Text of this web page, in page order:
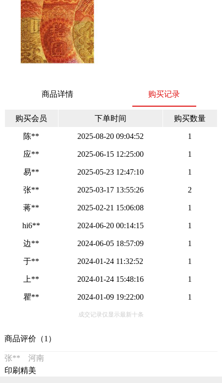
商品详情 购买记录
购买会员 下单时间 购买数量
陈** 2025-08-20 09:04:52 1
应** 2025-06-15 12:25:00 1
易** 2025-05-23 12:47:10 1
张** 2025-03-17 13:55:26 2
蒋** 2025-02-21 15:06:08 1
hi6** 2024-06-20 00:14:15 1
边** 2024-06-05 18:57:09 1
于** 2024-01-24 11:32:52 1
上** 2024-01-24 15:48:16 1
瞿** 2024-01-09 19:22:00 1
成交记录仅显示最新十条
商品评价（1）
张** 河南
印刷精美